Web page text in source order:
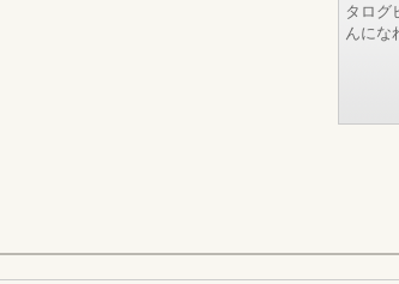
タログ
んにな